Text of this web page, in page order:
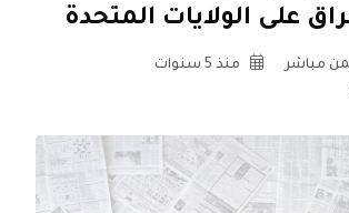
على الولايات المتحدة
مباشر
منذ 5 سنوات